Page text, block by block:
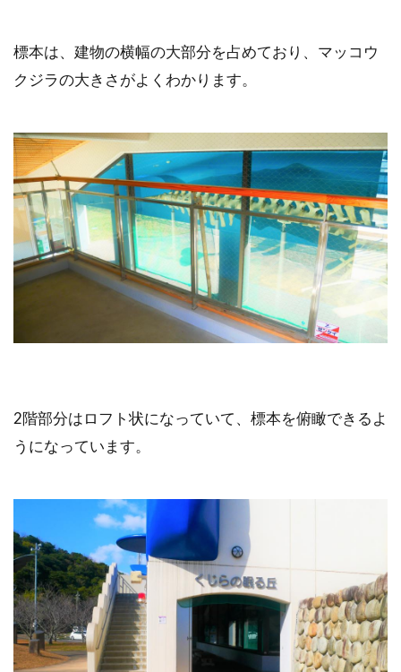
標本は、建物の横幅の大部分を占めており、マッコウ
クジラの大きさがよくわかります。
2階部分はロフト状になっていて、標本を俯瞰できるよ
うになっています。